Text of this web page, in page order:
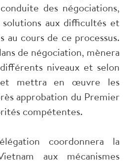
des négociations,
aux difficultés et
au cours de ce processus.
de négociation, mènera
niveaux et selon
et mettra en œuvre les
approbation du Premier
compétentes.
coordonnera la
aux mécanismes